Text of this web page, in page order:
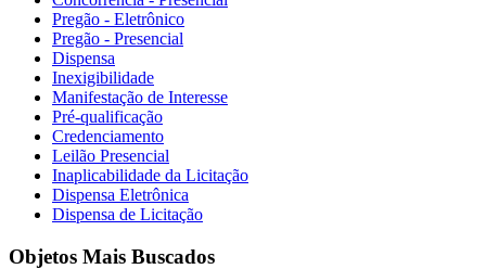
Pregão - Eletrônico
Pregão - Presencial
Dispensa
Inexigibilidade
Manifestação de Interesse
Pré-qualificação
Credenciamento
Leilão Presencial
Inaplicabilidade da Licitação
Dispensa Eletrônica
Dispensa de Licitação
Objetos Mais Buscados